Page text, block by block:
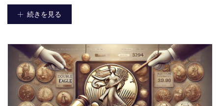
続きを見る